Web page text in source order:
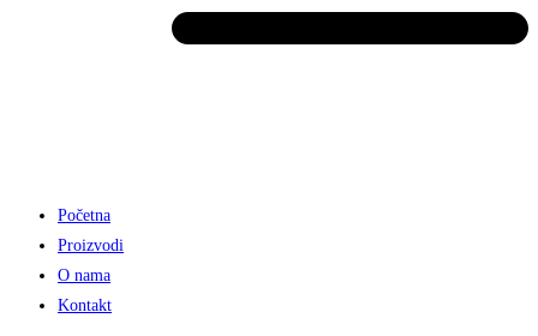
Početna
Proizvodi
O nama
Kontakt